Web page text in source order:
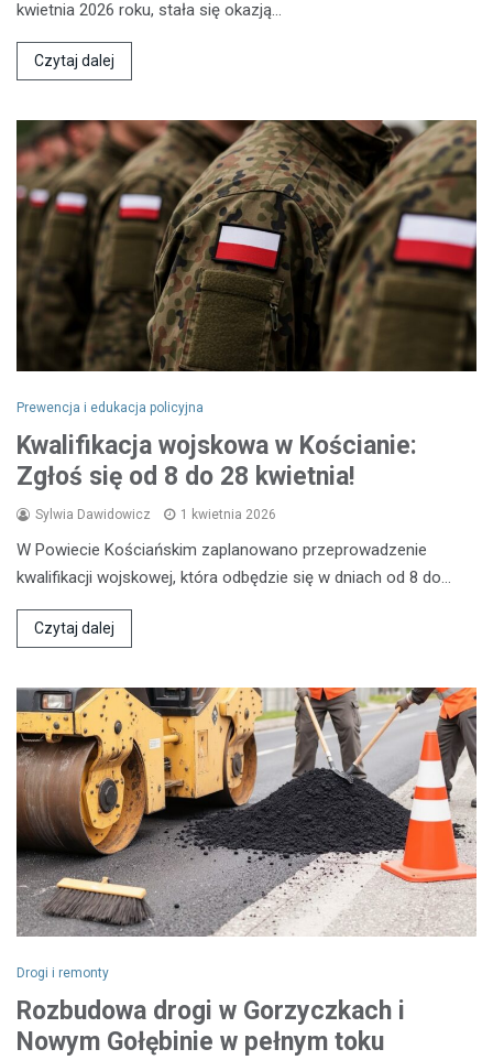
kwietnia 2026 roku, stała się okazją…
Czytaj dalej
Prewencja i edukacja policyjna
Kwalifikacja wojskowa w Kościanie:
Zgłoś się od 8 do 28 kwietnia!
Sylwia Dawidowicz 1 kwietnia 2026
W Powiecie Kościańskim zaplanowano przeprowadzenie
kwalifikacji wojskowej, która odbędzie się w dniach od 8 do…
Czytaj dalej
Drogi i remonty
Rozbudowa drogi w Gorzyczkach i
Nowym Gołębinie w pełnym toku